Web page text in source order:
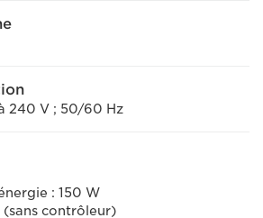
240 V ; 50/60 Hz
: 150 W
(sans contrôleur)